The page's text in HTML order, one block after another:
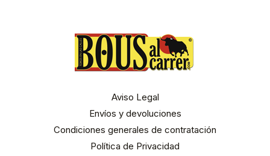
Aviso Legal
Envíos y devoluciones
Condiciones generales de contratación
Política de Privacidad